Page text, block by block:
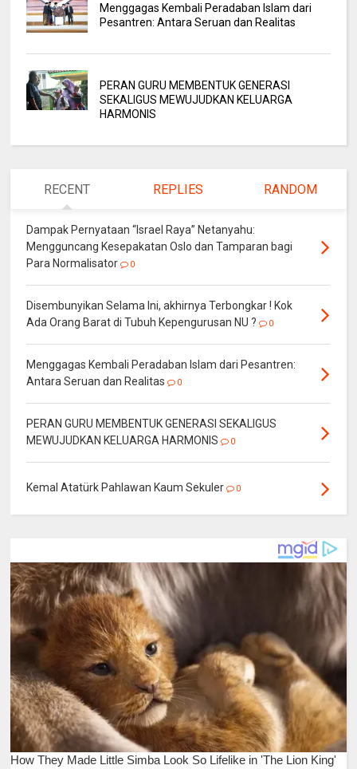
Menggagas Kembali Peradaban Islam dari
Pesantren: Antara Seruan dan Realitas
PERAN GURU MEMBENTUK GENERASI
SEKALIGUS MEWUJUDKAN KELUARGA
HARMONIS
RECENT REPLIES RANDOM
Dampak Pernyataan “Israel Raya” Netanyahu:
Mengguncang Kesepakatan Oslo dan Tamparan bagi
Para Normalisator
0
Disembunyikan Selama Ini, akhirnya Terbongkar ! Kok
Ada Orang Barat di Tubuh Kepengurusan NU ?
0
Menggagas Kembali Peradaban Islam dari Pesantren:
Antara Seruan dan Realitas
0
PERAN GURU MEMBENTUK GENERASI SEKALIGUS
MEWUJUDKAN KELUARGA HARMONIS
0
Kemal Atatürk Pahlawan Kaum Sekuler 0